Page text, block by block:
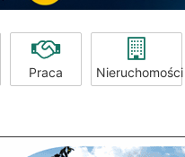
Praca Nieruchomości